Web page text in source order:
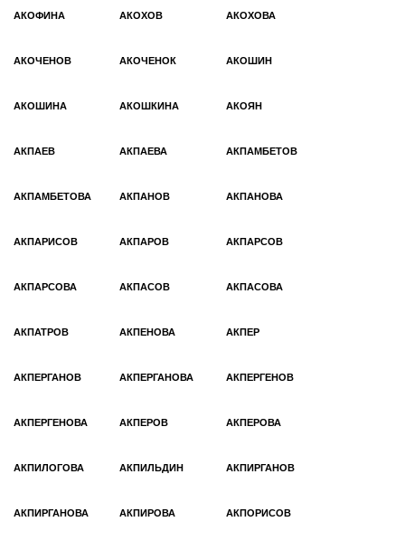
АКОФИНА АКОХОВ АКОХОВА
АКОЧЕНОВ АКОЧЕНОК АКОШИН
АКОШИНА АКОШКИНА АКОЯН
АКПАЕВ АКПАЕВА АКПАМБЕТОВ
АКПАМБЕТОВА АКПАНОВ АКПАНОВА
АКПАРИСОВ АКПАРОВ АКПАРСОВ
АКПАРСОВА АКПАСОВ АКПАСОВА
АКПАТРОВ АКПЕНОВА АКПЕР
АКПЕРГАНОВ АКПЕРГАНОВА АКПЕРГЕНОВ
АКПЕРГЕНОВА АКПЕРОВ АКПЕРОВА
АКПИЛОГОВА АКПИЛЬДИН АКПИРГАНОВ
АКПИРГАНОВА АКПИРОВА АКПОРИСОВ